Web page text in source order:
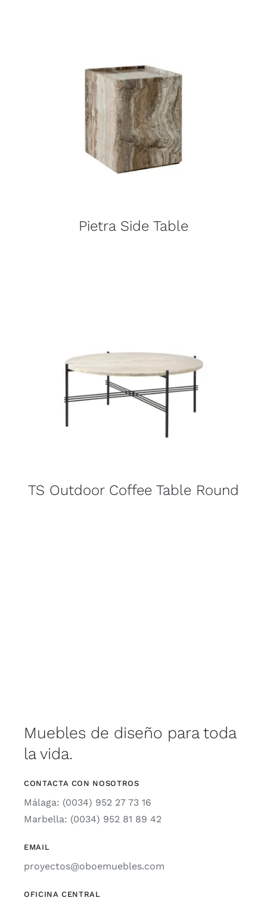
Pietra Side Table
TS Outdoor Coffee Table Round
Muebles de diseño para toda
la vida.
CONTACTA CON NOSOTROS
Málaga: (0034) 952 27 73 16
Marbella: (0034) 952 81 89 42
EMAIL
proyectos@oboemuebles.com
OFICINA CENTRAL